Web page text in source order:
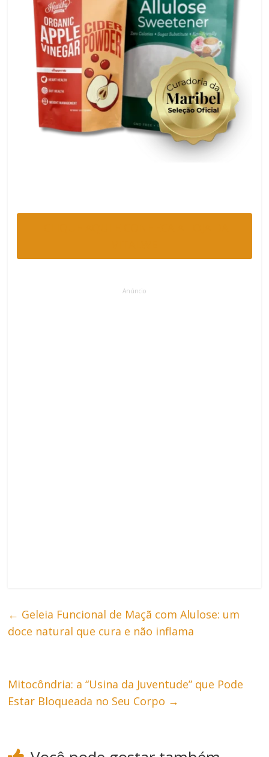
Anúncio
← Geleia Funcional de Maçã com Alulose: um
doce natural que cura e não inflama
Mitocôndria: a “Usina da Juventude” que Pode
Estar Bloqueada no Seu Corpo →